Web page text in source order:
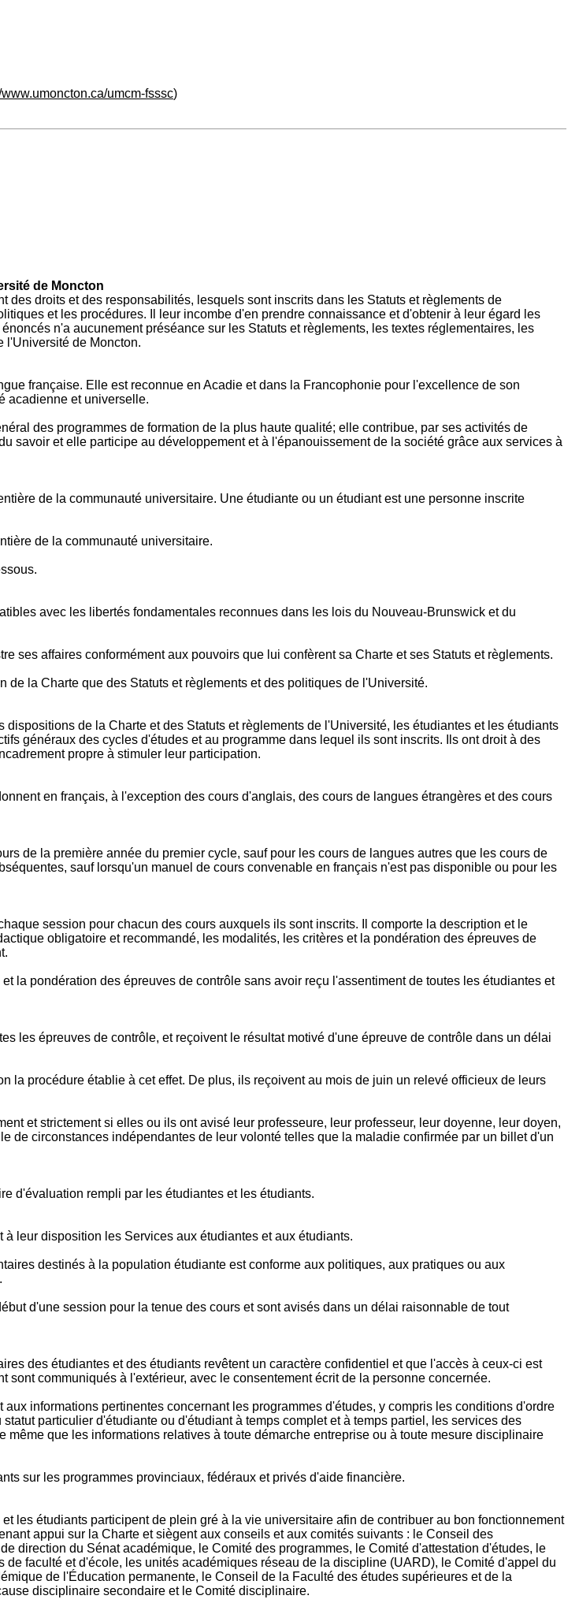
www.umoncton.ca/umcm-fsssc)
de Moncton
droits et des responsabilités, lesquels sont inscrits dans les Statuts et règlements de
et les procédures. Il leur incombe d'en prendre connaissance et d'obtenir à leur égard les
n'a aucunement préséance sur les Statuts et règlements, les textes réglementaires, les
l'Université de Moncton.
française. Elle est reconnue en Acadie et dans la Francophonie pour l'excellence de son
acadienne et universelle.
des programmes de formation de la plus haute qualité; elle contribue, par ses activités de
savoir et elle participe au développement et à l'épanouissement de la société grâce aux services à
de la communauté universitaire. Une étudiante ou un étudiant est une personne inscrite
de la communauté universitaire.
avec les libertés fondamentales reconnues dans les lois du Nouveau-Brunswick et du
ses affaires conformément aux pouvoirs que lui confèrent sa Charte et ses Statuts et règlements.
la Charte que des Statuts et règlements et des politiques de l'Université.
de la Charte et des Statuts et règlements de l'Université, les étudiantes et les étudiants
généraux des cycles d'études et au programme dans lequel ils sont inscrits. Ils ont droit à des
propre à stimuler leur participation.
en français, à l'exception des cours d'anglais, des cours de langues étrangères et des cours
de la première année du premier cycle, sauf pour les cours de langues autres que les cours de
sauf lorsqu'un manuel de cours convenable en français n'est pas disponible ou pour les
session pour chacun des cours auxquels ils sont inscrits. Il comporte la description et le
obligatoire et recommandé, les modalités, les critères et la pondération des épreuves de
la pondération des épreuves de contrôle sans avoir reçu l'assentiment de toutes les étudiantes et
les épreuves de contrôle, et reçoivent le résultat motivé d'une épreuve de contrôle dans un délai
la procédure établie à cet effet. De plus, ils reçoivent au mois de juin un relevé officieux de leurs
et strictement si elles ou ils ont avisé leur professeure, leur professeur, leur doyenne, leur doyen,
de circonstances indépendantes de leur volonté telles que la maladie confirmée par un billet d'un
d'évaluation rempli par les étudiantes et les étudiants.
leur disposition les Services aux étudiantes et aux étudiants.
destinés à la population étudiante est conforme aux politiques, aux pratiques ou aux
d'une session pour la tenue des cours et sont avisés dans un délai raisonnable de tout
des étudiantes et des étudiants revêtent un caractère confidentiel et que l'accès à ceux-ci est
communiqués à l'extérieur, avec le consentement écrit de la personne concernée.
informations pertinentes concernant les programmes d'études, y compris les conditions d'ordre
particulier d'étudiante ou d'étudiant à temps complet et à temps partiel, les services des
que les informations relatives à toute démarche entreprise ou à toute mesure disciplinaire
sur les programmes provinciaux, fédéraux et privés d'aide financière.
les étudiants participent de plein gré à la vie universitaire afin de contribuer au bon fonctionnement
appui sur la Charte et siègent aux conseils et aux comités suivants : le Conseil des
direction du Sénat académique, le Comité des programmes, le Comité d'attestation d'études, le
faculté et d'école, les unités académiques réseau de la discipline (UARD), le Comité d'appel du
de l'Éducation permanente, le Conseil de la Faculté des études supérieures et de la
disciplinaire secondaire et le Comité disciplinaire.